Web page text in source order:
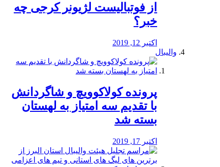
از فوتبالیست لژیونر کرجی چه
خبر؟
اکتبر 12, 2019
والیبال
پرونده کولاکوویچ و شاگردانش
با تقدیم سه امتیاز به لهستان
بسته شد
اکتبر 17, 2019